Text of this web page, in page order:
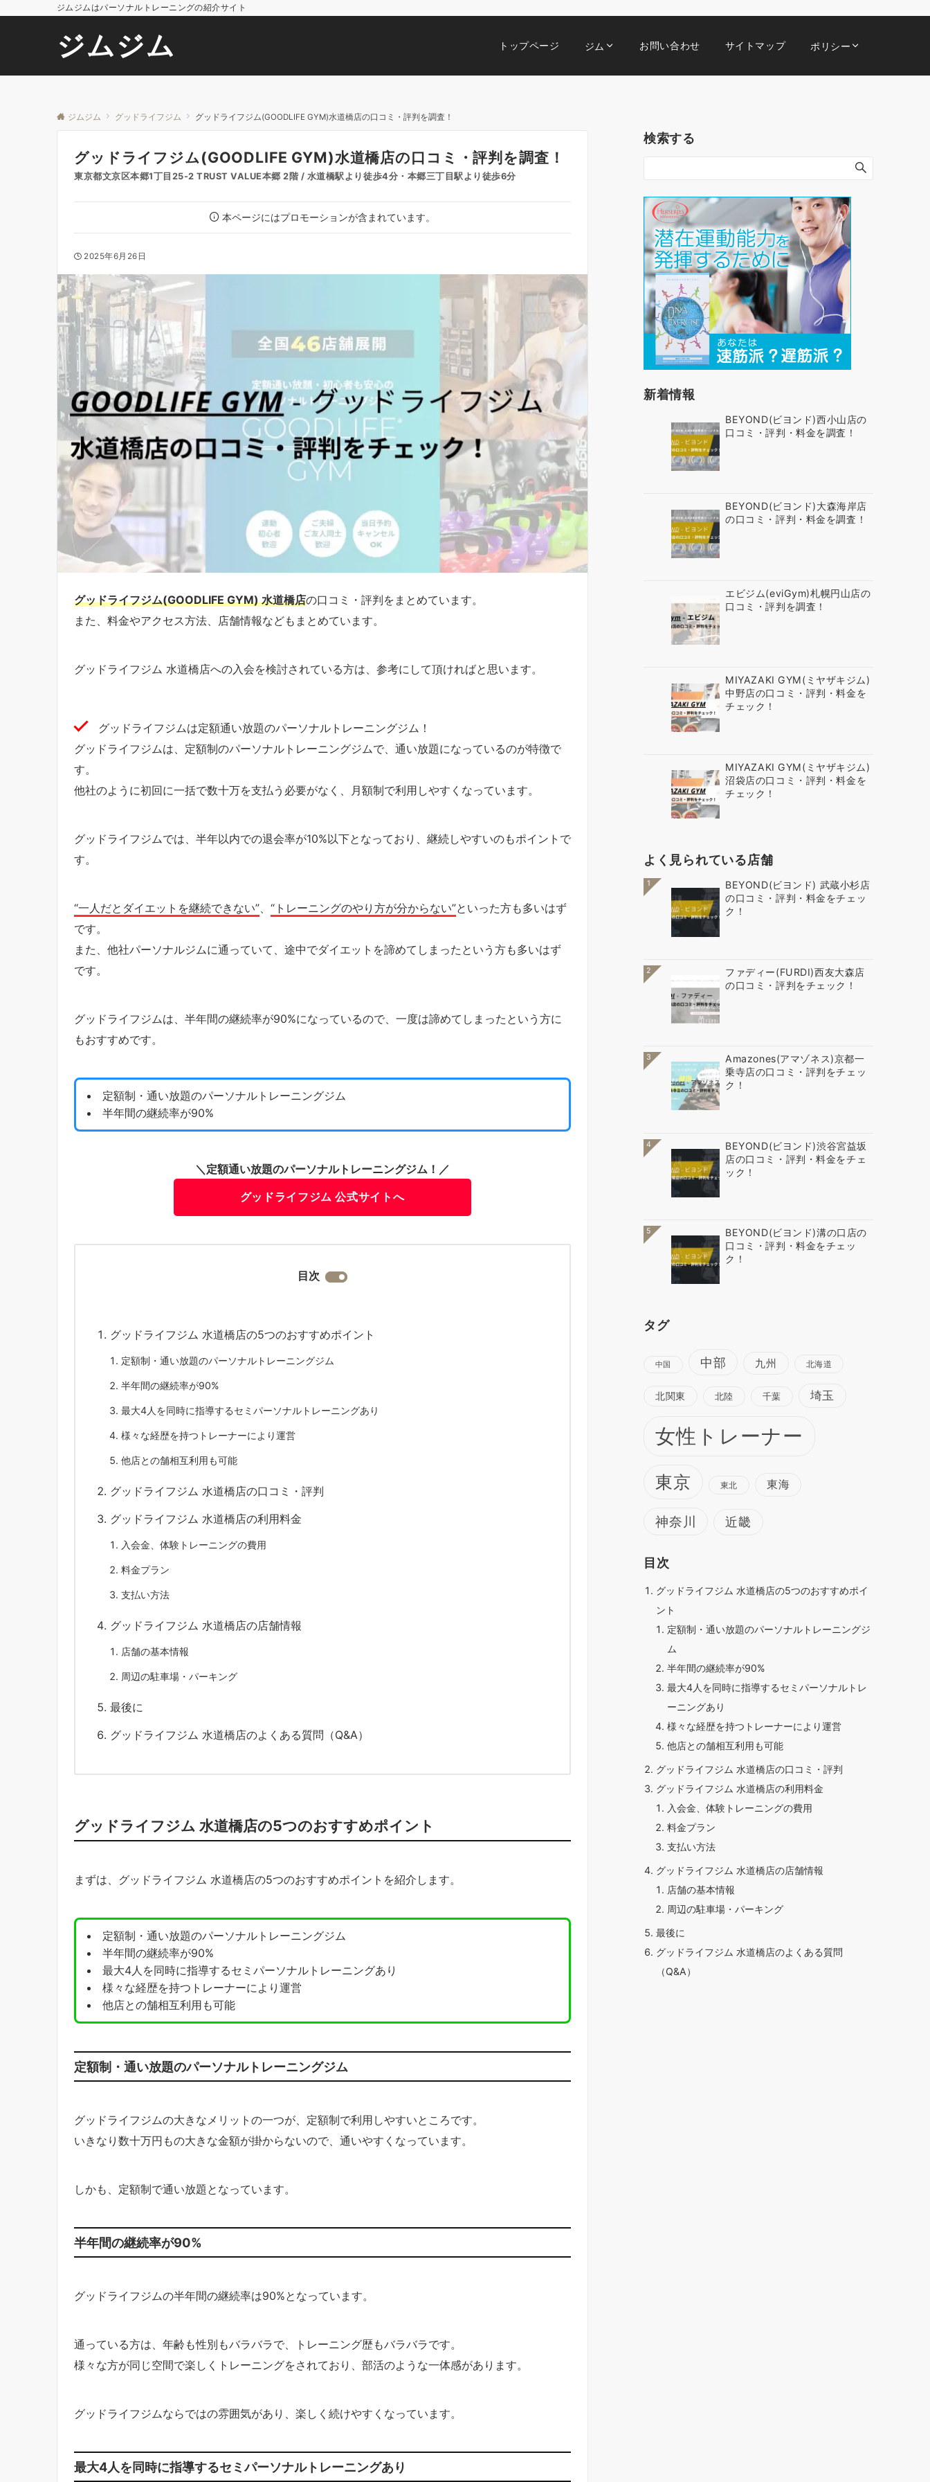
ジムジムはパーソナルトレーニングの紹介サイト
ジムジム トップページ ジム お問い合わせ サイトマップ ポリシー
ジムジム グッドライフジム グッドライフジム(GOODLIFE GYM)水道橋店の口コミ・評判を調査！
グッドライフジム(GOODLIFE GYM)水道橋店の口コミ・評判を調査！
東京都文京区本郷1丁目25-2 TRUST VALUE本郷 2階 / 水道橋駅より徒歩4分・本郷三丁目駅より徒歩6分
本ページにはプロモーションが含まれています。
2025年6月26日
グッドライフジム(GOODLIFE GYM) 水道橋店の口コミ・評判をまとめています。
また、料金やアクセス方法、店舗情報などもまとめています。
グッドライフジム 水道橋店への入会を検討されている方は、参考にして頂ければと思います。
グッドライフジムは定額通い放題のパーソナルトレーニングジム！
グッドライフジムは、定額制のパーソナルトレーニングジムで、通い放題になっているのが特徴で
す。
他社のように初回に一括で数十万を支払う必要がなく、月額制で利用しやすくなっています。
グッドライフジムでは、半年以内での退会率が10%以下となっており、継続しやすいのもポイントで
す。
“一人だとダイエットを継続できない” “トレーニングのやり方が分からない”といった方も多いはず
です。
また、他社パーソナルジムに通っていて、途中でダイエットを諦めてしまったという方も多いはず
です。
グッドライフジムは、半年間の継続率が90%になっているので、一度は諦めてしまったという方に
もおすすめです。
定額制・通い放題のパーソナルトレーニングジム
半年間の継続率が90%
＼定額通い放題のパーソナルトレーニングジム！／
グッドライフジム 公式サイトへ
目次
グッドライフジム 水道橋店の5つのおすすめポイント
定額制・通い放題のパーソナルトレーニングジム
半年間の継続率が90%
最大4人を同時に指導するセミパーソナルトレーニングあり
様々な経歴を持つトレーナーにより運営
他店との舗相互利用も可能
グッドライフジム 水道橋店の口コミ・評判
グッドライフジム 水道橋店の利用料金
入会金、体験トレーニングの費用
料金プラン
支払い方法
グッドライフジム 水道橋店の店舗情報
店舗の基本情報
周辺の駐車場・パーキング
最後に
グッドライフジム 水道橋店のよくある質問（Q&A）
グッドライフジム 水道橋店の5つのおすすめポイント
まずは、グッドライフジム 水道橋店の5つのおすすめポイントを紹介します。
定額制・通い放題のパーソナルトレーニングジム
半年間の継続率が90%
最大4人を同時に指導するセミパーソナルトレーニングあり
様々な経歴を持つトレーナーにより運営
他店との舗相互利用も可能
定額制・通い放題のパーソナルトレーニングジム
グッドライフジムの大きなメリットの一つが、定額制で利用しやすいところです。
いきなり数十万円もの大きな金額が掛からないので、通いやすくなっています。
しかも、定額制で通い放題となっています。
半年間の継続率が90%
グッドライフジムの半年間の継続率は90%となっています。
通っている方は、年齢も性別もバラバラで、トレーニング歴もバラバラです。
様々な方が同じ空間で楽しくトレーニングをされており、部活のような一体感があります。
グッドライフジムならではの雰囲気があり、楽しく続けやすくなっています。
最大4人を同時に指導するセミパーソナルトレーニングあり
検索する
新着情報
BEYOND(ビヨンド)西小山店の
口コミ・評判・料金を調査！
BEYOND(ビヨンド)大森海岸店
の口コミ・評判・料金を調査！
エビジム(eviGym)札幌円山店の
口コミ・評判を調査！
MIYAZAKI GYM(ミヤザキジム)
中野店の口コミ・評判・料金を
チェック！
MIYAZAKI GYM(ミヤザキジム)
沼袋店の口コミ・評判・料金を
チェック！
よく見られている店舗
1
BEYOND(ビヨンド) 武蔵小杉店
の口コミ・評判・料金をチェッ
ク！
2
ファディー(FURDI)西友大森店
の口コミ・評判をチェック！
3
Amazones(アマゾネス)京都一
乗寺店の口コミ・評判をチェッ
ク！
4
BEYOND(ビヨンド)渋谷宮益坂
店の口コミ・評判・料金をチェ
ック！
5
BEYOND(ビヨンド)溝の口店の
口コミ・評判・料金をチェッ
ク！
タグ
中国 中部 九州 北海道
北関東 北陸 千葉 埼玉
女性トレーナー
東京 東北 東海
神奈川 近畿
目次
グッドライフジム 水道橋店の5つのおすすめポイ
ント
定額制・通い放題のパーソナルトレーニングジ
ム
半年間の継続率が90%
最大4人を同時に指導するセミパーソナルトレ
ーニングあり
様々な経歴を持つトレーナーにより運営
他店との舗相互利用も可能
グッドライフジム 水道橋店の口コミ・評判
グッドライフジム 水道橋店の利用料金
入会金、体験トレーニングの費用
料金プラン
支払い方法
グッドライフジム 水道橋店の店舗情報
店舗の基本情報
周辺の駐車場・パーキング
最後に
グッドライフジム 水道橋店のよくある質問
（Q&A）